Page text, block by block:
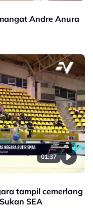
Andre Anura
01:37
tampil cemerlang
SEA